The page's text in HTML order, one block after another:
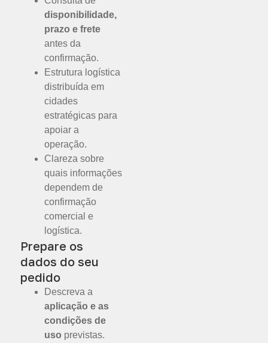
disponibilidade,
prazo e frete
antes da
confirmação.
Estrutura logística
distribuída em
cidades
estratégicas para
apoiar a
operação.
Clareza sobre
quais informações
dependem de
confirmação
comercial e
logística.
Prepare os
dados do seu
pedido
Descreva a
aplicação e as
condições de
uso previstas.